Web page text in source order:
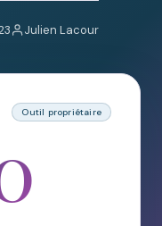
Julien Lacour
Outil propriétaire